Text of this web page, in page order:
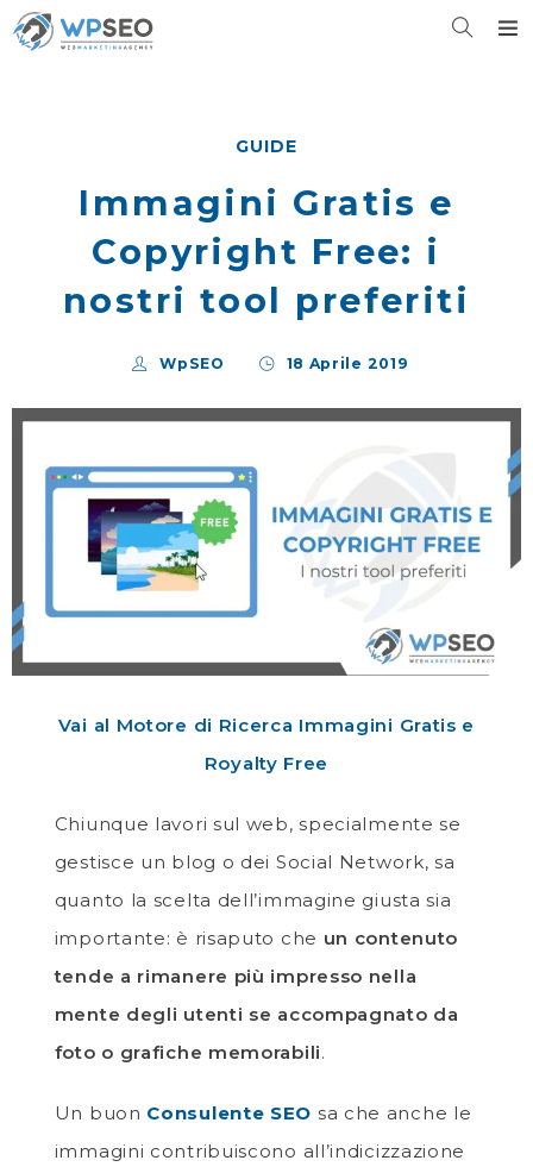
GUIDE
Immagini Gratis e
Copyright Free: i
nostri tool preferiti
WpSEO 18 Aprile 2019
Vai al Motore di Ricerca Immagini Gratis e
Royalty Free
Chiunque lavori sul web, specialmente se
gestisce un blog o dei Social Network, sa
quanto la scelta dell’immagine giusta sia
importante: è risaputo che un contenuto
tende a rimanere più impresso nella
mente degli utenti se accompagnato da
foto o grafiche memorabili.
Un buon Consulente SEO sa che anche le
immagini contribuiscono all’indicizzazione